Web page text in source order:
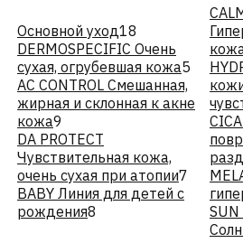
Основной уход18
DERMOSPECIFIC Очень
сухая, огрубевшая кожа5
АС CONTROL Смешанная,
жирная и склонная к акне
кожа9
DA PROTECT
Чувствительная кожа,
очень сухая при атопии7
BABY Линия для детей с
рождения8
SUN